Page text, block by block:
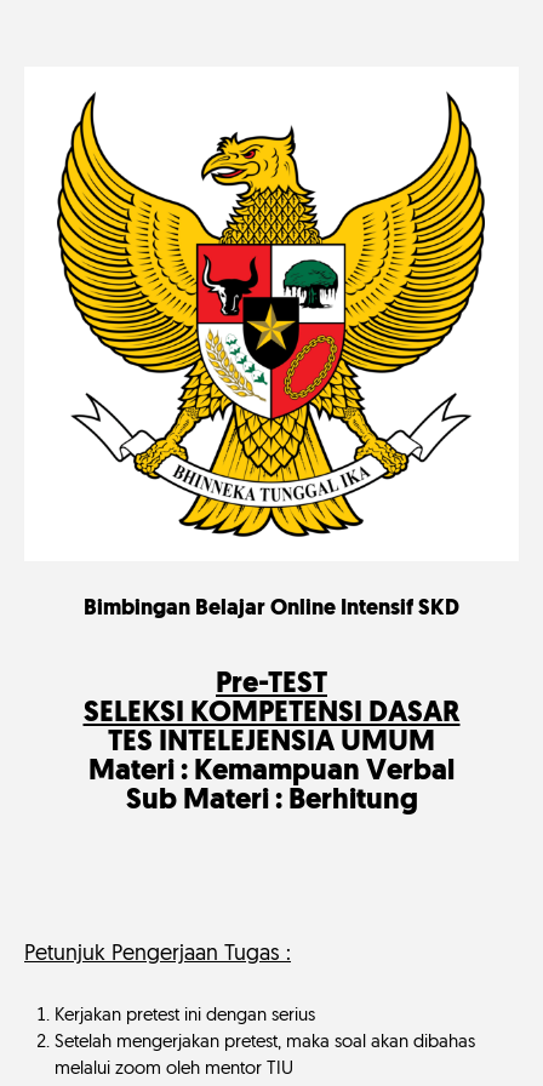
Bimbingan Belajar Online Intensif SKD
Pre-TEST
SELEKSI KOMPETENSI DASAR
TES INTELEJENSIA UMUM
Materi : Kemampuan Verbal
Sub Materi : Berhitung
Petunjuk Pengerjaan Tugas :
Kerjakan pretest ini dengan serius
Setelah mengerjakan pretest, maka soal akan dibahas
melalui zoom oleh mentor TIU